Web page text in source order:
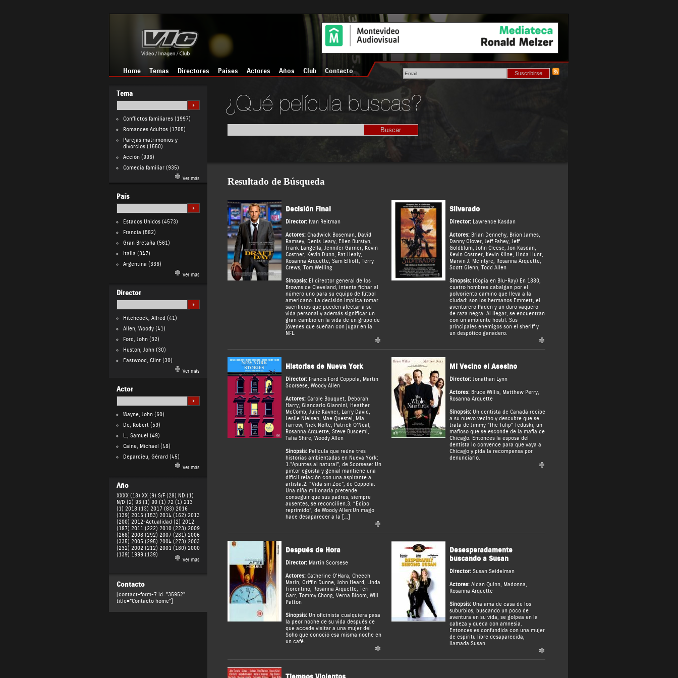
Home Temas Directores Países Actores Años Club Contacto
Tema
Conflictos familiares(1997)
Romances Adultos(1705)
Parejas matrimonios y
divorcios(1550)
Acción(996)
Comedia familiar(935)
Ver más
País
Estados Unidos(4573)
Francia (582)
Gran Bretaña (561)
Italia (347)
Argentina (336)
Ver más
Director
Hitchcock, Alfred (41)
Allen, Woody(41)
Ford, John(32)
Huston, John(30)
Eastwood, Clint(30)
Ver más
Actor
Wayne, John(60)
De, Robert(59)
L., Samuel (49)
Caine, Michael (48)
Depardieu, Gérard (45)
Ver más
Año
XXXX (18) XX (9) S/F (28) ND (1)
N/D (2) 93 (1) 90 (1) 72 (1) 213
(1) 2018 (13) 2017 (83) 2016
(139) 2015 (153) 2014 (162) 2013
(200) 2012-Actualidad (2) 2012
(187) 2011 (222) 2010 (223) 2009
(268) 2008 (292) 2007 (281) 2006
(335) 2005 (295) 2004 (273) 2003
(232) 2002 (212) 2001 (180) 2000
(139) 1999 (139)
Ver más
Contacto
[contact-form-7 id="35952"
title="Contacto home"]
Resultado de Búsqueda
Decisión Final
Director: Ivan Reitman
Actores: Chadwick Boseman, David
Ramsey, Denis Leary, Ellen Burstyn,
Frank Langella, Jennifer Garner, Kevin
Costner, Kevin Dunn, Pat Healy,
Rosanna Arquette, Sam Elliott, Terry
Crews, Tom Welling
Sinopsis:El director general de los
Browns de Cleveland, intenta fichar al
número uno para su equipo de fútbol
americano. La decisión implica tomar
sacrificios que pueden afectar a su
vida personal y además significar un
gran cambio en la vida de un grupo de
jóvenes que sueñan con jugar en la
NFL.
Silverado
Director: Lawrence Kasdan
Actores: Brian Dennehy, Brion James,
Danny Glover, Jeff Fahey, Jeff
Goldblum, John Cleese, Jon Kasdan,
Kevin Costner, Kevin Kline, Linda Hunt,
Marvin J. McIntyre, Rosanna Arquette,
Scott Glenn, Todd Allen
Sinopsis:(Copia en Blu-Ray) En 1880,
cuatro hombres cabalgan por el
polvoriento camino que lleva a la
ciudad: son los hermanos Emmett, el
aventurero Paden y un duro vaquero
de raza negra. Al llegar, se encuentran
con un ambiente hostil. Sus
principales enemigos son el sheriff y
un despótico ganadero.
Historias de Nueva York
Director: Francis Ford Coppola, Martin
Scorsese, Woody Allen
Actores: Carole Bouquet, Deborah
Harry, Giancarlo Giannini, Heather
McComb, Julie Kavner, Larry David,
Leslie Nielsen, Mae Questel , Mia
Farrow, Nick Nolte, Patrick O'Neal ,
Rosanna Arquette, Steve Buscemi,
Talia Shire, Woody Allen
Sinopsis:Película que reúne tres
historias ambientadas en Nueva York:
1.”Apuntes al natural”, de Scorsese: Un
pintor egoísta y genial mantiene una
difícil relación con una aspirante a
artista. 2. “Vida sin Zoe”, de Coppola:
Una niña millonaria pretende
conseguir que sus padres, siempre
ausentes, se reconcilien. 3. “Edipo
reprimido”, de Woody Allen: Un mago
hace desaparecer a la […]
Mi Vecino el Asesino
Director: Jonathan Lynn
Actores: Bruce Willis, Matthew Perry,
Rosanna Arquette
Sinopsis:Un dentista de Canadá recibe
a su nuevo vecino y descubre que se
trata de Jimmy "The Tulip" Teduski, un
mafioso que se esconde de la mafia de
Chicago. Entonces la esposa del
dentista lo convence para que vaya a
Chicago y pida la recompensa por
denunciarlo.
Después de Hora
Director: Martin Scorsese
Actores: Catherine O'Hara, Cheech
Marin, Griffin Dunne, John Heard, Linda
Fiorentino, Rosanna Arquette, Teri
Garr, Tommy Chong, Verna Bloom, Will
Patton
Sinopsis:Un oficinista cualquiera pasa
la peor noche de su vida después de
que accede visitar a una mujer del
Soho que conoció esa misma noche en
un café.
Desesperadamente
buscando a Susan
Director: Susan Seidelman
Actores: Aidan Quinn, Madonna,
Rosanna Arquette
Sinopsis:Una ama de casa de los
suburbios, buscando un poco de
aventura en su vida, se golpea en la
cabeza y queda con amnesia.
Entonces es confundida con una mujer
de espíritu libre desaparecida,
llamada Susan.